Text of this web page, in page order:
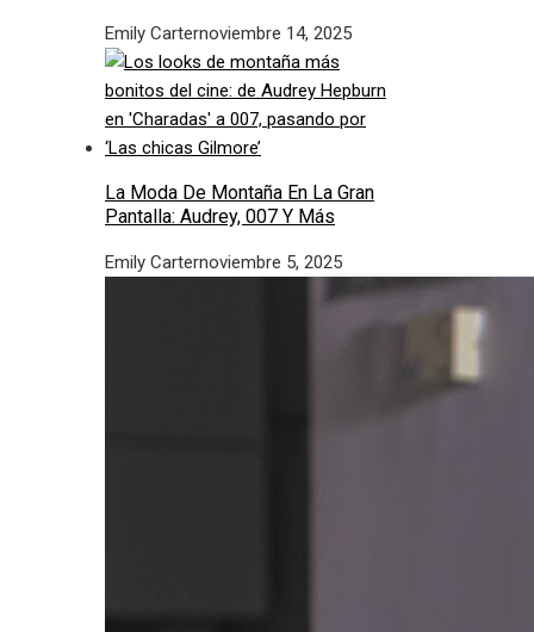
Emily Carternoviembre 14, 2025
La Moda De Montaña En La Gran
Pantalla: Audrey, 007 Y Más
Emily Carternoviembre 5, 2025